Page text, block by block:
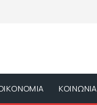
ΚΟΙΝΩΝΙΑ